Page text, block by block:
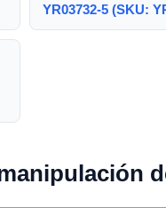
YR03732-5 (SKU: